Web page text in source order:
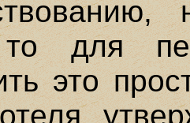
для
это